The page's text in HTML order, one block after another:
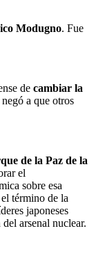
Modugno. Fue
de cambiar la
negó a que otros
de la Paz de la
el
sobre esa
término de la
japoneses
arsenal nuclear.